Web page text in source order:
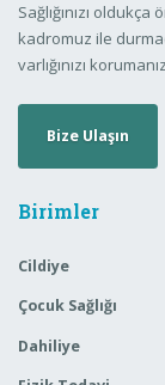
Sağlığınızı
kadromuz ile
varlığınızı
Bize Ulaşın
Birimler
Cildiye
Çocuk Sağlığı
Dahiliye